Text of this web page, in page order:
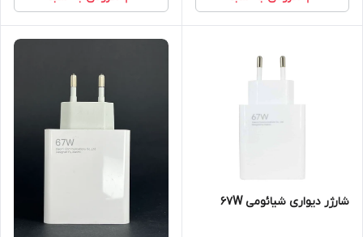
شارژر دیواری شیائومی 67W